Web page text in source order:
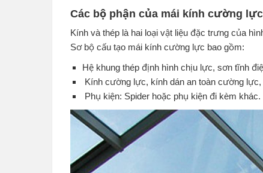
Các bộ phận của mái kính cường lực
Kính và thép là hai loại vật liệu đặc trưng của
Sơ bộ cấu tạo mái kính cường lực bao gồm:
Hệ khung thép định hình chịu lực, sơn tĩnh
Kính cường lực, kính dán an toàn cường
Phụ kiện: Spider hoặc phụ kiện đi kèm khác.